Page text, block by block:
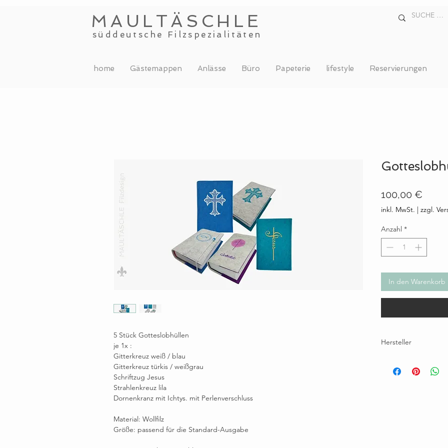
MAULTÄSCHLE
süddeutsche Filzspezialitäten
home Gästemappen Anlässe Büro Papeterie lifestyle Reservierungen
5 Stück Gotteslobhüllen
je 1x :
Gitterkreuz weiß / blau
Gitterkreuz türkis / weißgrau
Schriftzug Jesus
Strahlenkreuz lila
Dornenkranz mit Ichtys. mit Perlenverschluss
Material: Wollfilz
Größe: passend für die Standard-Ausgabe
100,00 €
inkl. MwSt. | zzgl.
Anzahl *
In den Warenkorb
Hersteller